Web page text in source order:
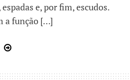
e, por fim, escudos.
a função […]
ao